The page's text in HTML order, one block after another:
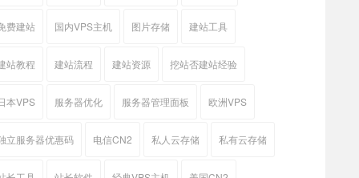
费建站 国内VPS主机 图片存储 建站工具
站教程 建站流程 建站资源 挖站否建站经验
本VPS 服务器优化 服务器管理面板 欧洲VPS
立服务器优惠码 电信CN2 私人云存储 私有云存储